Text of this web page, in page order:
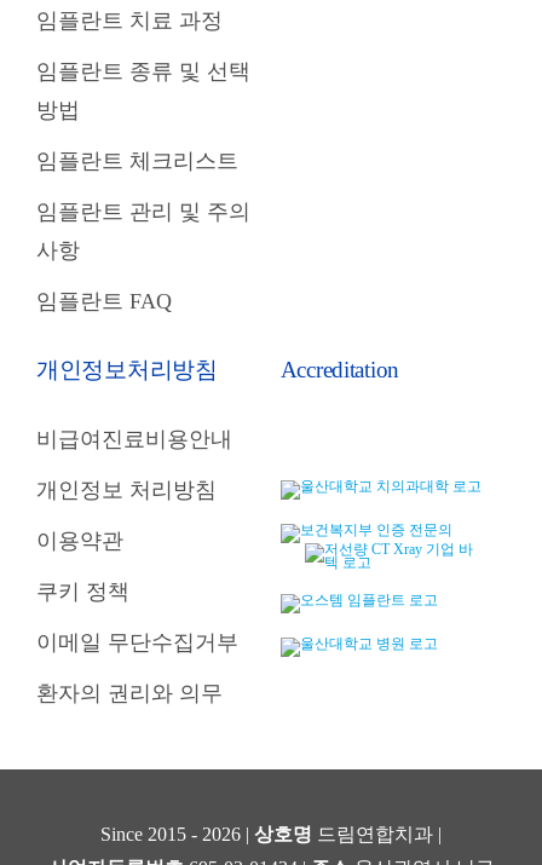
임플란트 치료 과정
임플란트 종류 및 선택
방법
임플란트 체크리스트
임플란트 관리 및 주의
사항
임플란트 FAQ
개인정보처리방침
비급여진료비용안내
개인정보 처리방침
이용약관
쿠키 정책
이메일 무단수집거부
환자의 권리와 의무
Accreditation
Since 2015 - 2026 | 상호명 드림연합치과 |